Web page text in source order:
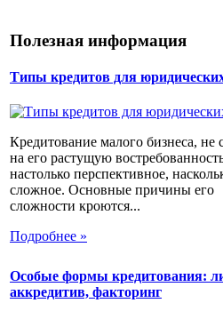
Полезная информация
Типы кредитов для
Кредитование малого бизнеса, не
на его растущую
настолько перспективное,
сложное. Основные причины его
сложности кроются...
Подробнее »
Особые формы кредитования:
аккредитив, факторинг